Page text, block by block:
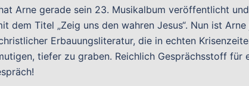
Arne gerade sein 23. Musikalbum veröffentlicht
dem Titel „Zeig uns den wahren Jesus“. Nun ist
Erbauungsliteratur, die in echten
tiefer zu graben. Reichlich Gesprächsstoff für